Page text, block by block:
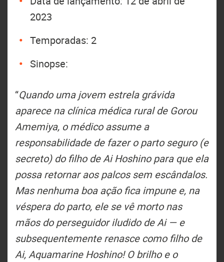
2023
Temporadas: 2
Sinopse:
“Quando uma jovem estrela grávida
aparece na clínica médica rural de Gorou
Amemiya, o médico assume a
responsabilidade de fazer o parto seguro (e
secreto) do filho de Ai Hoshino para que ela
possa retornar aos palcos sem escândalos.
Mas nenhuma boa ação fica impune e, na
véspera do parto, ele se vê morto nas
mãos do perseguidor iludido de Ai — e
subsequentemente renasce como filho de
Ai, Aquamarine Hoshino! O brilho e o